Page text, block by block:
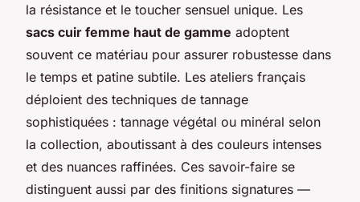
la résistance et le toucher sensuel unique. Les
sacs cuir femme haut de gamme adoptent
souvent ce matériau pour assurer robustesse dans
le temps et patine subtile. Les ateliers français
déploient des techniques de tannage
sophistiquées : tannage végétal ou minéral selon
la collection, aboutissant à des couleurs intenses
et des nuances raffinées. Ces savoir-faire se
distinguent aussi par des finitions signatures —